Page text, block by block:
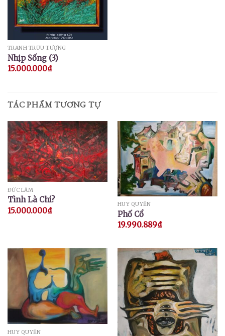
TRANH TRỪU TƯỢNG
Nhịp Sống (3)
15.000.000₫
TÁC PHẨM TƯƠNG TỰ
ĐỨC LÂM
Tình Là Chi?
15.000.000₫
HUY QUYỂN
Phố Cổ
19.990.889₫
HUY QUYỂN